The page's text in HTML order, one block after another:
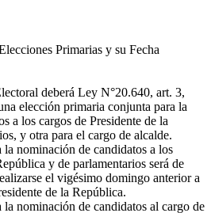
Primarias y su Fecha
deberá Ley N°20.640, art. 3,
elección primaria conjunta para la
a los cargos de Presidente de la
y otra para el cargo de alcalde.
nominación de candidatos a los
y de parlamentarios será de
el vigésimo domingo anterior a
de la República.
nominación de candidatos al cargo de